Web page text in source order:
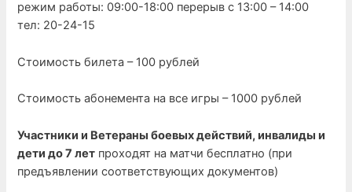
режим работы: 09:00-18:00 перерыв с 13:00 – 14:00
тел: 20-24-15
Стоимость билета – 100 рублей
Стоимость абонемента на все игры – 1000 рублей
Участники и Ветераны боевых действий, инвалиды и
дети до 7 лет проходят на матчи бесплатно (при
предъявлении соответствующих документов)